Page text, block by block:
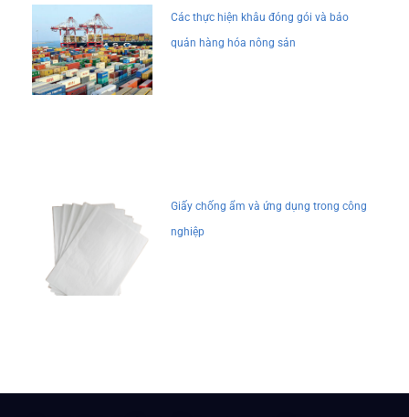
Các thực hiện khâu đóng gói và bảo
quản hàng hóa nông sản
Giấy chống ẩm và ứng dụng trong công
nghiệp